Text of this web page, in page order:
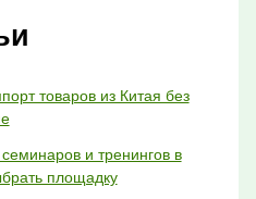
товаров из Китая без
и тренингов в
площадку